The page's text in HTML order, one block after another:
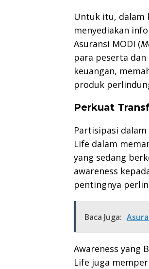
Untuk itu, dalam
menyediakan
Asuransi MODI (
para peserta
keuangan,
produk
Perkuat
Partisipasi dalam
Life dalam
yang sedang
awareness
pentingnya
Baca Juga:
Awareness yang
Life juga